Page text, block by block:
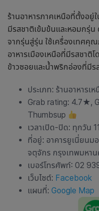
ร้านอาหารภาคเหนือที่ตั้งอยู่
มีรสชาติเข้มข้นและหอมกรุ่
จากรุ่นสู่รุ่น ใช้เครื่องเทศคุ
อาหารเมืองเหนือที่มีรสชาติ
ข้าวซอยและน้ำพริกอ่องที่มีร
ประเภท: ร้านอาหารเห
Grab rating: 4.7★,
Thumbsup
เวลาเปิด-ปิด: ทุกวัน
ที่อยู่: อาคารยูเนี่ยนม
จตุจักร กรุงเทพมหา
เบอร์โทรศัพท์: 02
เว็บไซต์: Facebook
แผนที่: Google Map